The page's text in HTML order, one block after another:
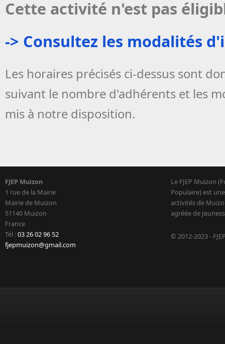
Cette activité n'est pas
-> Consultez les modalités
Les horaires précisés ci-dessus sont
suivant le nombre d'adhérents et les
mis à notre disposition.
FJEP Muizon
1 rue de la Mairie
Mairie de Muizon
51140 Muizon
France
Tél :03 26 02 96 52
fjepmuizon@gmail.com
Le FJEP Muizon
Populaire) est
activités de
agréée de
© 2012-2023 -